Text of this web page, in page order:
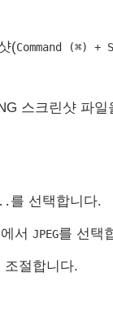
(Command (⌘)
스크린샷 파
를 선택합니다.
에서JPEG를 선택
조절합니다.